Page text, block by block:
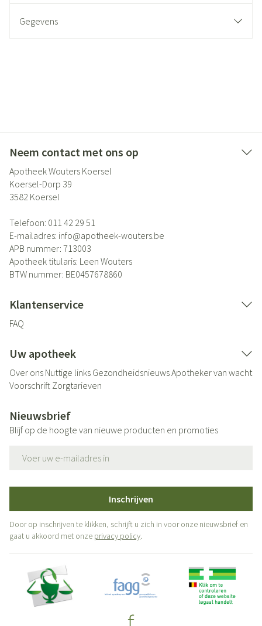
Gegevens
Neem contact met ons op
Apotheek Wouters Koersel
Koersel-Dorp 39
3582 Koersel
Telefoon: 011 42 29 51
E-mailadres: info@apotheek-wouters.be
APB nummer: 713003
Apotheek titularis: Leen Wouters
BTW nummer: BE0457678860
Klantenservice
FAQ
Uw apotheek
Over ons Nuttige links GezondheidsnieuwsApotheker van wacht
Voorschrift Zorgtarieven
Nieuwsbrief
Blijf op de hoogte van nieuwe producten en promoties
Inschrijven
Door op inschrijven te klikken, schrijft u zich in voor onze nieuwsbrief en
gaat u akkoord met onze privacy policy.